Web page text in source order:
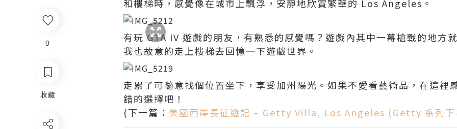
0
收藏
和樓梯時，感覺像在城市上飄浮，安靜地欣賞繁華的 Los Angeles。
有玩 GTA IV 遊戲的朋友，有熟悉的感覺嗎？遊戲內其中一幕槍戰的地方
我也故意的走上樓梯去回憶一下遊戲世界。
走累了可隨意找個位置坐下，享受加州陽光。如果不愛看藝術品，在這裡
錯的選擇吧！
(下一篇： 美國西岸長征遊記 – Getty Villa, Los Angeles (Getty 系列